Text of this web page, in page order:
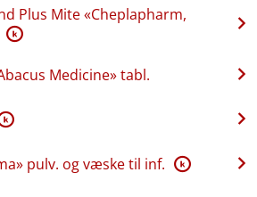
Plus Mite «Cheplapharm,
K
Medicine» tabl.
pulv. og væske til inf. K